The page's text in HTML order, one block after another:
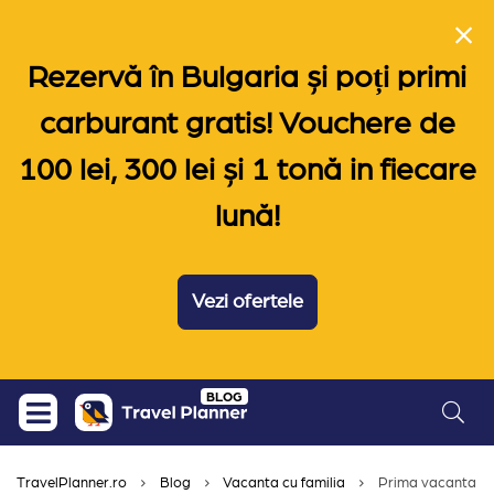
Rezervă în Bulgaria și poți primi
carburant gratis! Vouchere de
100 lei, 300 lei și 1 tonă in fiecare
lună!
Vezi ofertele
Skip
content
BLOG
TravelPlanner.ro Blog Vacanta cu familia Prima vacanta